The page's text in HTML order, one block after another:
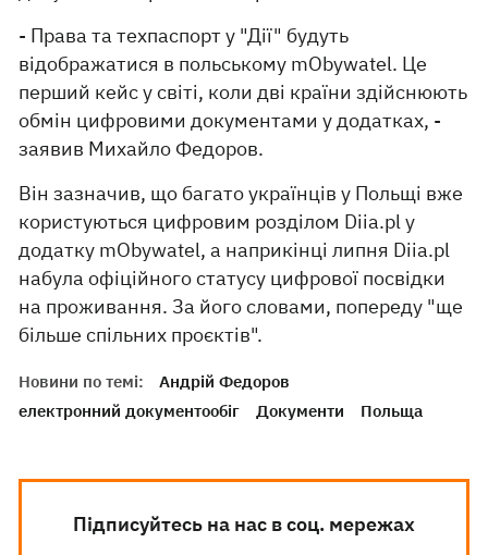
- Права та техпаспорт у "Дії" будуть
відображатися в польському mObywatel. Це
перший кейс у світі, коли дві країни здійснюють
обмін цифровими документами у додатках, -
заявив Михайло Федоров.
Він зазначив, що багато українців у Польщі вже
користуються цифровим розділом Diia.pl у
додатку mObywatel, а наприкінці липня Diia.pl
набула офіційного статусу цифрової посвідки
на проживання. За його словами, попереду "ще
більше спільних проєктів".
Новини по темі:
Андрій Федоров
електронний документообіг
Документи Польща
Підписуйтесь на нас в соц. мережах